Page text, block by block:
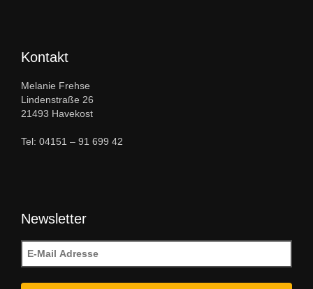
Kontakt
Melanie Frehse
Lindenstraße 26
21493 Havekost
Tel: 04151 – 91 699 42
Newsletter